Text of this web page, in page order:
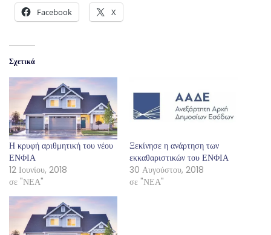
Facebook X
Σχετικά
Η κρυφή αριθμητική του νέου
ΕΝΦΙΑ
12 Ιουνίου, 2018
σε "ΝΕΑ"
Ξεκίνησε η ανάρτηση των
εκκαθαριστικών του ΕΝΦΙΑ
30 Αυγούστου, 2018
σε "ΝΕΑ"